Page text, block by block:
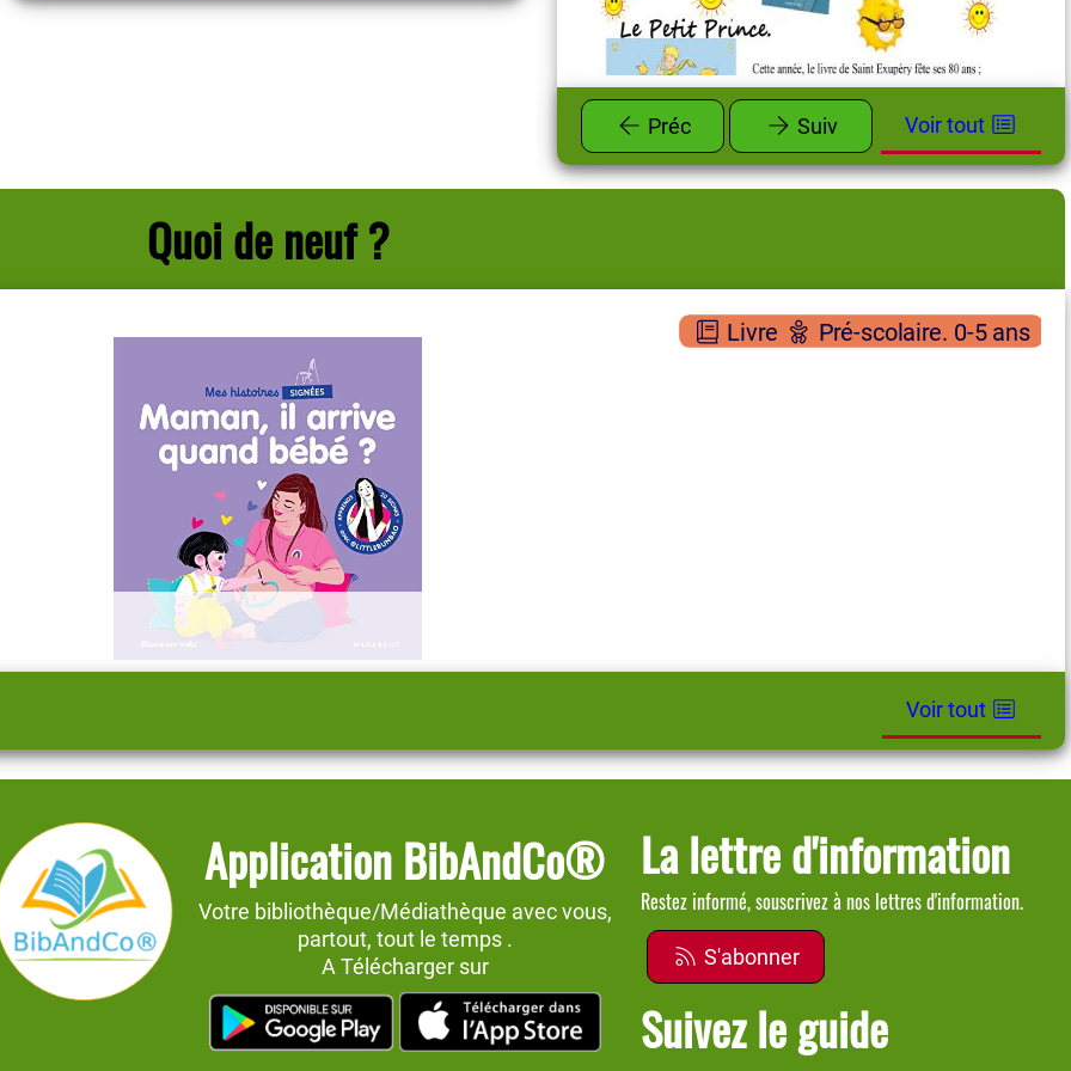
Préc Suiv Voir tout
Quoi de neuf ?
Livre Pré-scolaire. 0-5 ans
Maman, il arrive quand bébé ?
Marie CAO
Marabout ( Paris - 2022 )
Plus d'infos
Voir tout
Application BibAndCo®
Votre bibliothèque/Médiathèque avec vous,
partout, tout le temps .
A Télécharger sur
La lettre d'information
Restez informé, souscrivez à nos lettres d'information.
S'abonner
Suivez le guide